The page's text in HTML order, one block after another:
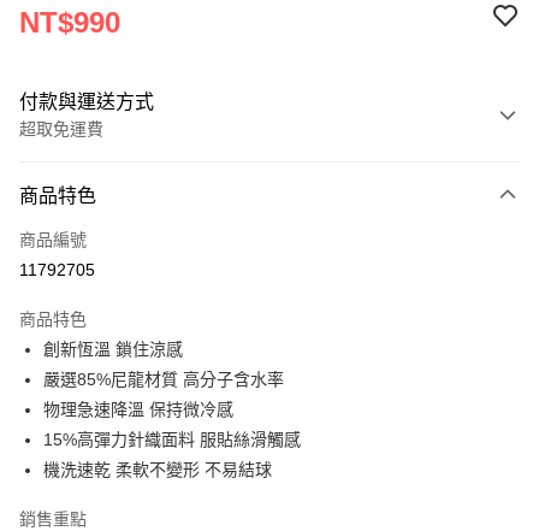
NT$990
付款與運送方式
超取免運費
信用卡一次付款
超商取貨付款
Apple Pay
悠遊付
Google Pay
AFTEE先享後付
相關說明
商品特色
商品編號
11792705
商品特色
創新恆溫 鎖住涼感
嚴選85%尼龍材質 高分子含水率
物理急速降溫 保持微冷感
15%高彈力針織面料 服貼絲滑觸感
機洗速乾 柔軟不變形 不易結球
銷售重點